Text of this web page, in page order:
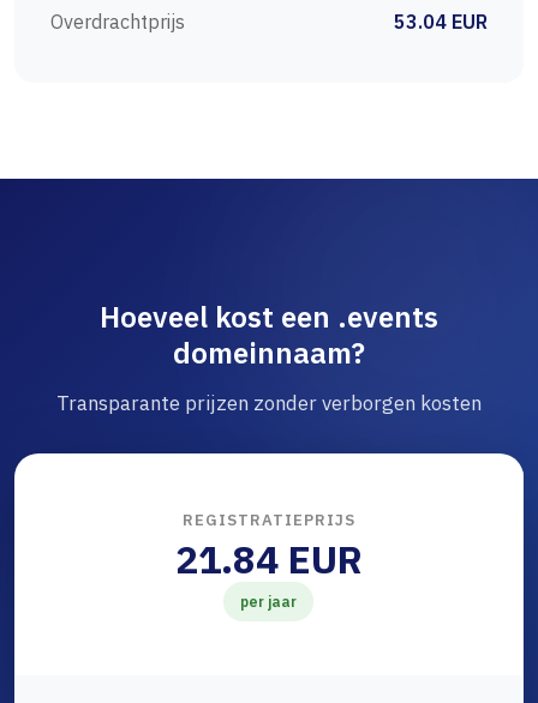
Overdrachtprijs
53.04 EUR
Hoeveel kost een .events
domeinnaam?
Transparante prijzen zonder verborgen kosten
REGISTRATIEPRIJS
21.84 EUR
per jaar